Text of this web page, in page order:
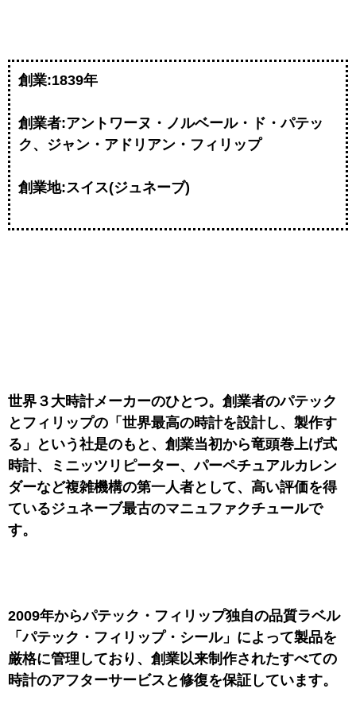
創業:1839年
創業者:アントワーヌ・ノルベール・ド・パテッ
ク、ジャン・アドリアン・フィリップ
創業地:スイス(ジュネーブ)
世界３大時計メーカーのひとつ。創業者のパテック
とフィリップの「世界最高の時計を設計し、製作す
る」という社是のもと、創業当初から竜頭巻上げ式
時計、ミニッツリピーター、パーペチュアルカレン
ダーなど複雑機構の第一人者として、高い評価を得
ているジュネーブ最古のマニュファクチュールで
す。
2009年からパテック・フィリップ独自の品質ラベル
「パテック・フィリップ・シール」によって製品を
厳格に管理しており、創業以来制作されたすべての
時計のアフターサービスと修復を保証しています。